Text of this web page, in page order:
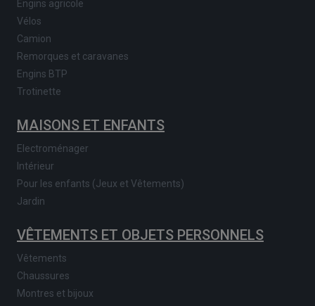
Engins agricole
Vélos
Camion
Remorques et caravanes
Engins BTP
Trotinette
MAISONS ET ENFANTS
Electroménager
Intérieur
Pour les enfants (Jeux et Vêtements)
Jardin
VÊTEMENTS ET OBJETS PERSONNELS
Vêtements
Chaussures
Montres et bijoux